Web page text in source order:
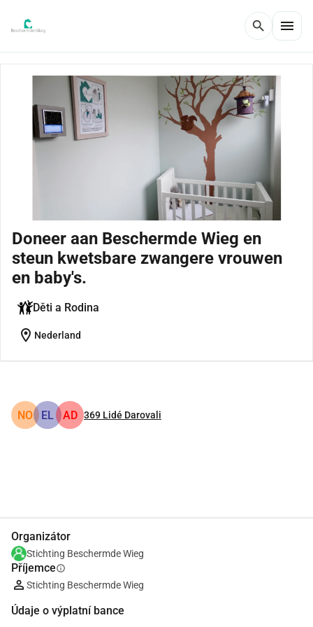
search menu
Doneer aan Beschermde Wieg en
steun kwetsbare zwangere vrouwen
en baby's.
Děti a Rodina
location_on Nederland
NO EL AD 369 Lidé Darovali
Organizátor
Stichting Beschermde Wieg
Příjemceinfo
Stichting Beschermde Wieg
Údaje o výplatní bance